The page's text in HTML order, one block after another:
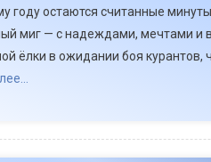
году остаются считанные
миг — с надеждами, мечтами и
ёлки в ожидании боя курантов,